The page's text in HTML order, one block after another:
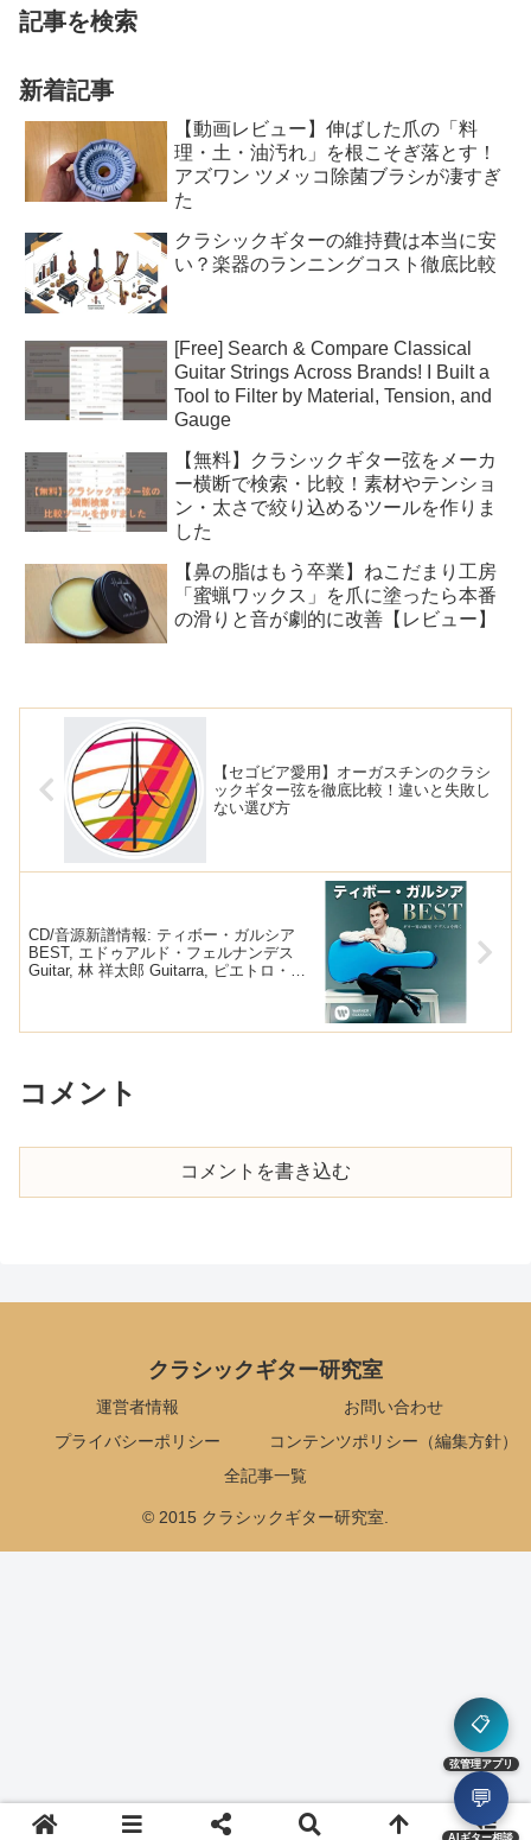
記事を検索
新着記事
【動画レビュー】伸ばした爪の「料
理・土・油汚れ」を根こそぎ落とす！
アズワン ツメッコ除菌ブラシが凄すぎ
た
クラシックギターの維持費は本当に安
い？楽器のランニングコスト徹底比較
[Free] Search & Compare Classical
Guitar Strings Across Brands! I Built a
Tool to Filter by Material, Tension, and
Gauge
【無料】クラシックギター弦をメーカ
ー横断で検索・比較！素材やテンショ
ン・太さで絞り込めるツールを作りま
した
【鼻の脂はもう卒業】ねこだまり工房
「蜜蝋ワックス」を爪に塗ったら本番
の滑りと音が劇的に改善【レビュー】
【セゴビア愛用】オーガスチンのクラシ
ックギター弦を徹底比較！違いと失敗し
ない選び方
CD/音源新譜情報: ティボー・ガルシア
BEST, エドゥアルド・フェルナンデス
Guitar, 林 祥太郎 Guitarra, ピエトロ・ロ
コメント
コメントを書き込む
クラシックギター研究室
運営者情報
お問い合わせ
プライバシーポリシー
コンテンツポリシー（編集方針）
全記事一覧
© 2015 クラシックギター研究室.
📋
弦管理アプリ
💬
AIギター相談